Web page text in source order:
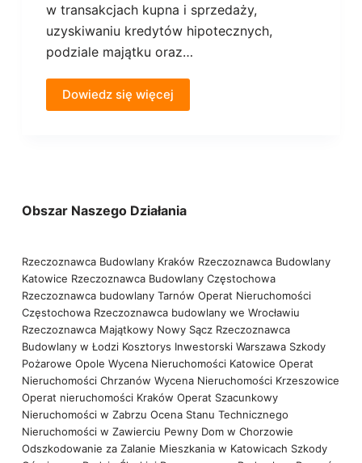
w transakcjach kupna i sprzedaży,
uzyskiwaniu kredytów hipotecznych,
podziale majątku oraz…
Dowiedz się więcej
Obszar Naszego Działania
Rzeczoznawca Budowlany Kraków Rzeczoznawca Budowlany
Katowice Rzeczoznawca Budowlany Częstochowa
Rzeczoznawca budowlany Tarnów Operat Nieruchomości
Częstochowa Rzeczoznawca budowlany we Wrocławiu
Rzeczoznawca Majątkowy Nowy Sącz Rzeczoznawca
Budowlany w Łodzi Kosztorys Inwestorski Warszawa Szkody
Pożarowe Opole Wycena Nieruchomości Katowice Operat
Nieruchomości Chrzanów Wycena Nieruchomości Krzeszowice
Operat nieruchomości Kraków Operat Szacunkowy
Nieruchomości w Zabrzu Ocena Stanu Technicznego
Nieruchomości w Zawierciu Pewny Dom w Chorzowie
Odszkodowanie za Zalanie Mieszkania w Katowicach Szkody